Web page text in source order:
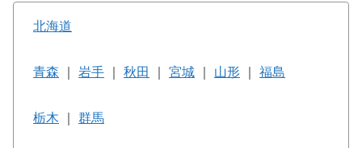
北海道
青森 岩手 秋田 宮城 山形 福島
栃木 群馬